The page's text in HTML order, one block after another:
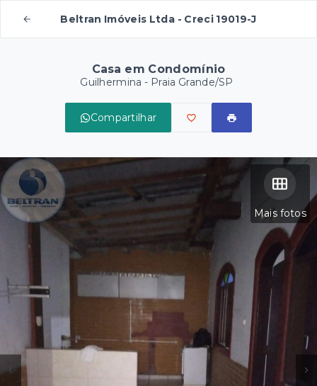
Beltran Imóveis Ltda - Creci 19019-J
Casa em Condomínio
Guilhermina - Praia Grande/SP
Compartilhar
Mais fotos